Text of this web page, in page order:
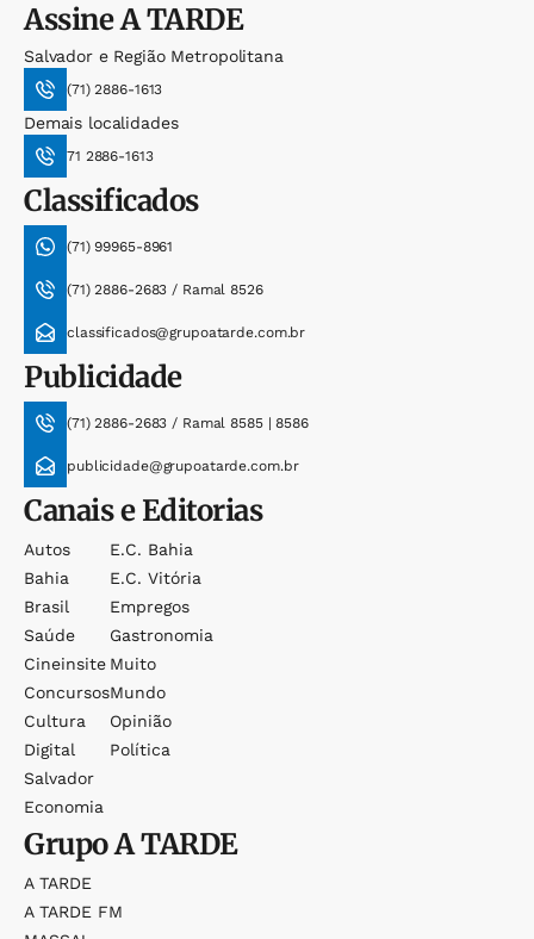
AssineA TARDE
Salvador e Região Metropolitana
(71) 2886-1613
Demais localidades
71 2886-1613
Classificados
(71) 99965-8961
(71) 2886-2683 / Ramal 8526
classificados@grupoatarde.com.br
Publicidade
(71) 2886-2683 / Ramal 8585 | 8586
publicidade@grupoatarde.com.br
Canais e Editorias
Autos
Bahia
Brasil
Saúde
Cineinsite
Concursos
Cultura
Digital
Salvador
Economia
E.c. Bahia
E.c. Vitória
Empregos
Gastronomia
Muito
Mundo
Opinião
Política
GrupoA TARDE
A TARDE
A TARDE FM